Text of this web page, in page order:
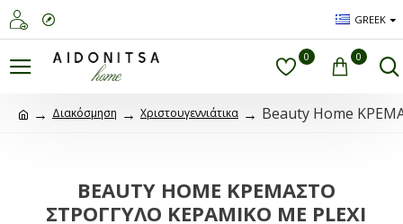
GREEK
0 0
Διακόσμηση Χριστουγεννιάτικα Beauty Home
BEAUTY HOME ΚΡΕΜΑΣΤΟ
ΣΤΡΟΓΓΥΛΟ ΚΕΡΑΜΙΚΟ ME PLEXI